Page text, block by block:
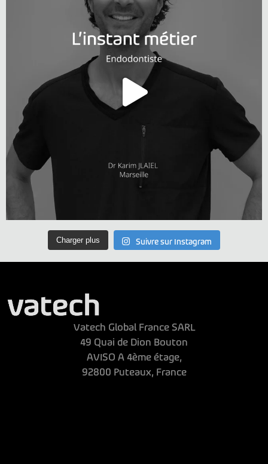
Charger plus Suivre sur Instagram
Vatech Global France SARL
49 Quai de Dion Bouton
AVISO A 4ème étage,
92800 Puteaux, France